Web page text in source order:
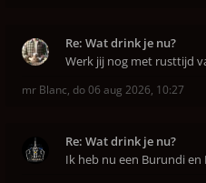
Re: Wat drink je nu?
Werk jij nog met rusttijd
mr Blanc, do 06 aug 2026, 10:27
Re: Wat drink je nu?
Ik heb nu een Burundi